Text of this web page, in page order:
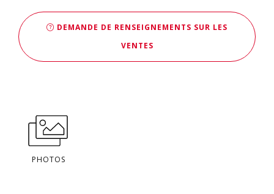
DEMANDE DE RENSEIGNEMENTS SUR LES
VENTES
PHOTOS